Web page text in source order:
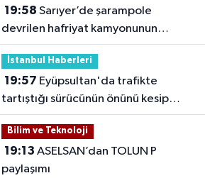
19:58
devrilen hafriyat kamyonunun
şoförü yaralandı
İstanbul Haberleri
19:57
tartıştığı sürücünün önünü kesip
tehdit eden saldırgana 180 bin lira
ceza
Bilim ve Teknoloji
19:13
paylaşımı